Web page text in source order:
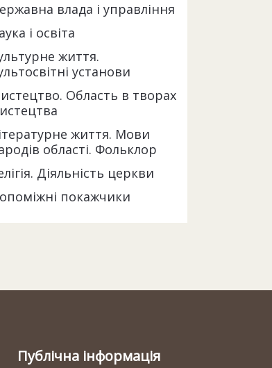
влада і управління
і освіта
життя.
установи
Область в творах
життя. Мови
області. Фольклор
Діяльність церкви
покажчики
Публічна інформація